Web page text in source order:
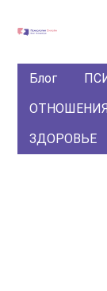
Блог
ОТНОШЕНИЯ
ЗДОРОВЬЕ